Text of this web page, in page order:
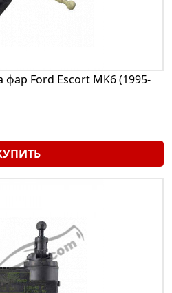
фар Ford Escort MK6 (1995-